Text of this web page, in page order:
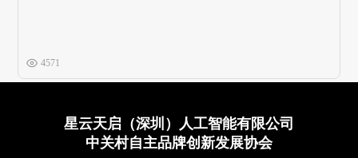
4571
星云天启（深圳）人工智能有限公司
中关村自主品牌创新发展协会